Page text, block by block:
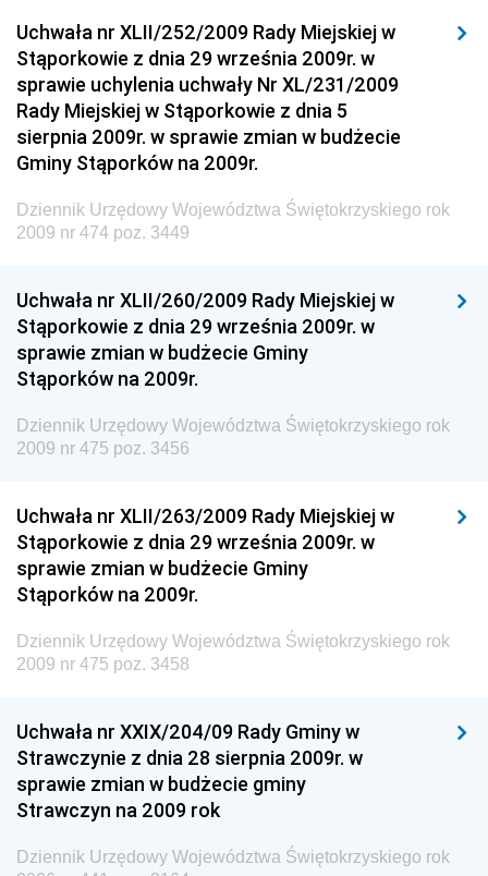
Drogowego
Dziennik Urzędowy Narodowego Banku Polskiego
Dziennik Urzędowy Komendy Głównej Policji
Dziennik Urzędowy Ministra Pracy i Polityki
Społecznej
Dziennik Urzędowy Ministra Transportu, Budownictwa
i Gospodarki Morskiej
Dziennik Urzędowy Ministra Spraw Zagranicznych
Dziennik Urzędowy Centralnego Biura
Antykorupcyjnego
Wewnętrznego
Dziennik Urzędowy Urzędu Patentowego
Dziennik Urzędowy Generalnej Dyrekcji Dróg
Krajowych i Autostrad
Dziennik Urzędowy Ministra Środowiska
Dziennik Urzędowy Ministra Edukacji
Dziennik Urzędowy Ministra Przemysłu
Dziennik Urzędowy Ministra Finansów i Gospodarki
Dziennik Urzędowy Ministra do Spraw Unii
Dziennik Urzędowy Agencji Wywiadu
Uchwała nr XLII/252/2009 Rady Miejskiej w
Stąporkowie z dnia 29 września 2009r. w
sprawie uchylenia uchwały Nr XL/231/2009
Rady Miejskiej w Stąporkowie z dnia 5
sierpnia 2009r. w sprawie zmian w budżecie
Gminy Stąporków na 2009r.
Dziennik Urzędowy Województwa Świętokrzyskiego rok
2009 nr 474 poz. 3449
Uchwała nr XLII/260/2009 Rady Miejskiej w
Stąporkowie z dnia 29 września 2009r. w
sprawie zmian w budżecie Gminy
Stąporków na 2009r.
Dziennik Urzędowy Województwa Świętokrzyskiego rok
2009 nr 475 poz. 3456
Uchwała nr XLII/263/2009 Rady Miejskiej w
Stąporkowie z dnia 29 września 2009r. w
sprawie zmian w budżecie Gminy
Stąporków na 2009r.
Dziennik Urzędowy Województwa Świętokrzyskiego rok
2009 nr 475 poz. 3458
Uchwała nr XXIX/204/09 Rady Gminy w
Strawczynie z dnia 28 sierpnia 2009r. w
sprawie zmian w budżecie gminy
Strawczyn na 2009 rok
Dziennik Urzędowy Województwa Świętokrzyskiego rok